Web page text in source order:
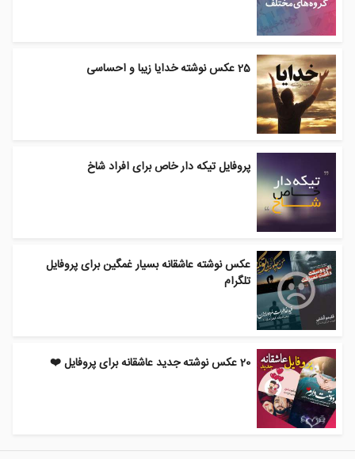
25 عکس نوشته خدایا زیبا و احساسی
پروفایل تیکه دار خاص برای افراد شاخ
عکس نوشته عاشقانه بسیار غمگین برای پروفایل
تلگرام
20 عکس نوشته جدید عاشقانه برای پروفایل ❤️